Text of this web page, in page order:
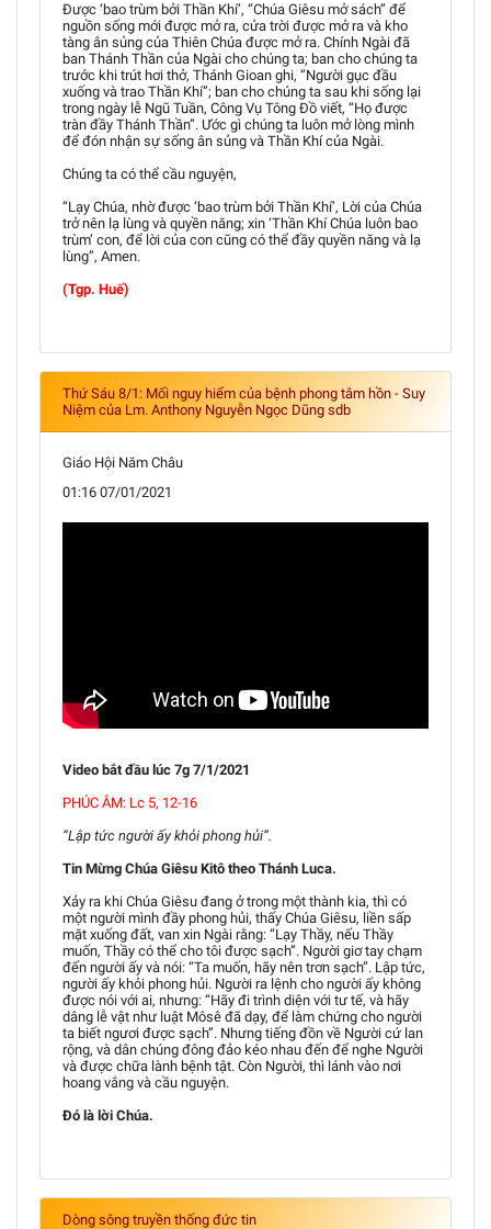
Được ‘bao trùm bởi Thần Khí’, “Chúa Giêsu mở sách” để
nguồn sống mới được mở ra, cửa trời được mở ra và kho
tàng ân sủng của Thiên Chúa được mở ra. Chính Ngài đã
ban Thánh Thần của Ngài cho chúng ta; ban cho chúng ta
trước khi trút hơi thở, Thánh Gioan ghi, “Người gục đầu
xuống và trao Thần Khí”; ban cho chúng ta sau khi sống lại
trong ngày lễ Ngũ Tuần, Công Vụ Tông Đồ viết, “Họ được
tràn đầy Thánh Thần”. Ước gì chúng ta luôn mở lòng mình
để đón nhận sự sống ân sủng và Thần Khí của Ngài.
Chúng ta có thể cầu nguyện,
“Lạy Chúa, nhờ được ‘bao trùm bởi Thần Khí’, Lời của Chúa
trở nên lạ lùng và quyền năng; xin ‘Thần Khí Chúa luôn bao
trùm’ con, để lời của con cũng có thể đầy quyền năng và lạ
lùng”, Amen.
(Tgp. Huế)
Thứ Sáu 8/1: Mối nguy hiểm của bệnh phong tâm hồn - Suy
Niệm của Lm. Anthony Nguyễn Ngọc Dũng sdb
Giáo Hội Năm Châu
01:16 07/01/2021
Video bắt đầu lúc 7g 7/1/2021
PHÚC ÂM: Lc 5, 12-16
“Lập tức người ấy khỏi phong hủi”.
Tin Mừng Chúa Giêsu Kitô theo Thánh Luca.
Xảy ra khi Chúa Giêsu đang ở trong một thành kia, thì có
một người mình đầy phong hủi, thấy Chúa Giêsu, liền sấp
mặt xuống đất, van xin Ngài rằng: “Lạy Thầy, nếu Thầy
muốn, Thầy có thể cho tôi được sạch”. Người giơ tay chạm
đến người ấy và nói: “Ta muốn, hãy nên trơn sạch”. Lập tức,
người ấy khỏi phong hủi. Người ra lệnh cho người ấy không
được nói với ai, nhưng: “Hãy đi trình diện với tư tế, và hãy
dâng lễ vật như luật Môsê đã dạy, để làm chứng cho người
ta biết ngươi được sạch”. Nhưng tiếng đồn về Người cứ lan
rộng, và dân chúng đông đảo kéo nhau đến để nghe Người
và được chữa lành bệnh tật. Còn Người, thì lánh vào nơi
hoang vắng và cầu nguyện.
Đó là lời Chúa.
Dòng sông truyền thống đức tin